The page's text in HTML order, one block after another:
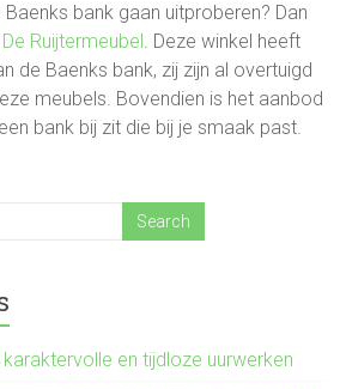
bank gaan uitproberen? Dan
De Ruijtermeubel . Deze winkel heeft
de Baenks bank, zij zijn al overtuigd
meubels. Bovendien is het aanbod
bank bij zit die bij je smaak past.
en tijdloze uurwerken